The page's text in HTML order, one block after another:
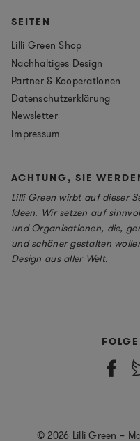
SEITEN
Lilli Green Shop
Nachhaltiges Design
Partner & Kooperationen
Datenschutzerklärung
Newsletter
Impressum
ACHTUNG, SIE
Lilli Green wirbt auf dieser
Ideen. Wir setzen auf
und Organisationen, die,
und schöner gestalten
Design aus aller Welt.
© 2026 Lilli Green –